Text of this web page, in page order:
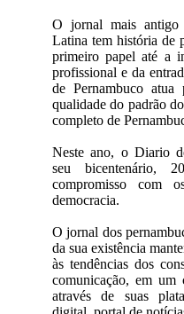
O jornal mais antigo
Latina tem história de
primeiro papel até a
profissional e da
de Pernambuco atua
qualidade do padrão
completo de
Neste ano, o Diario
seu bicentenário,
compromisso com
democracia.
O jornal dos
da sua existência
às tendências dos
comunicação, em um
através de suas